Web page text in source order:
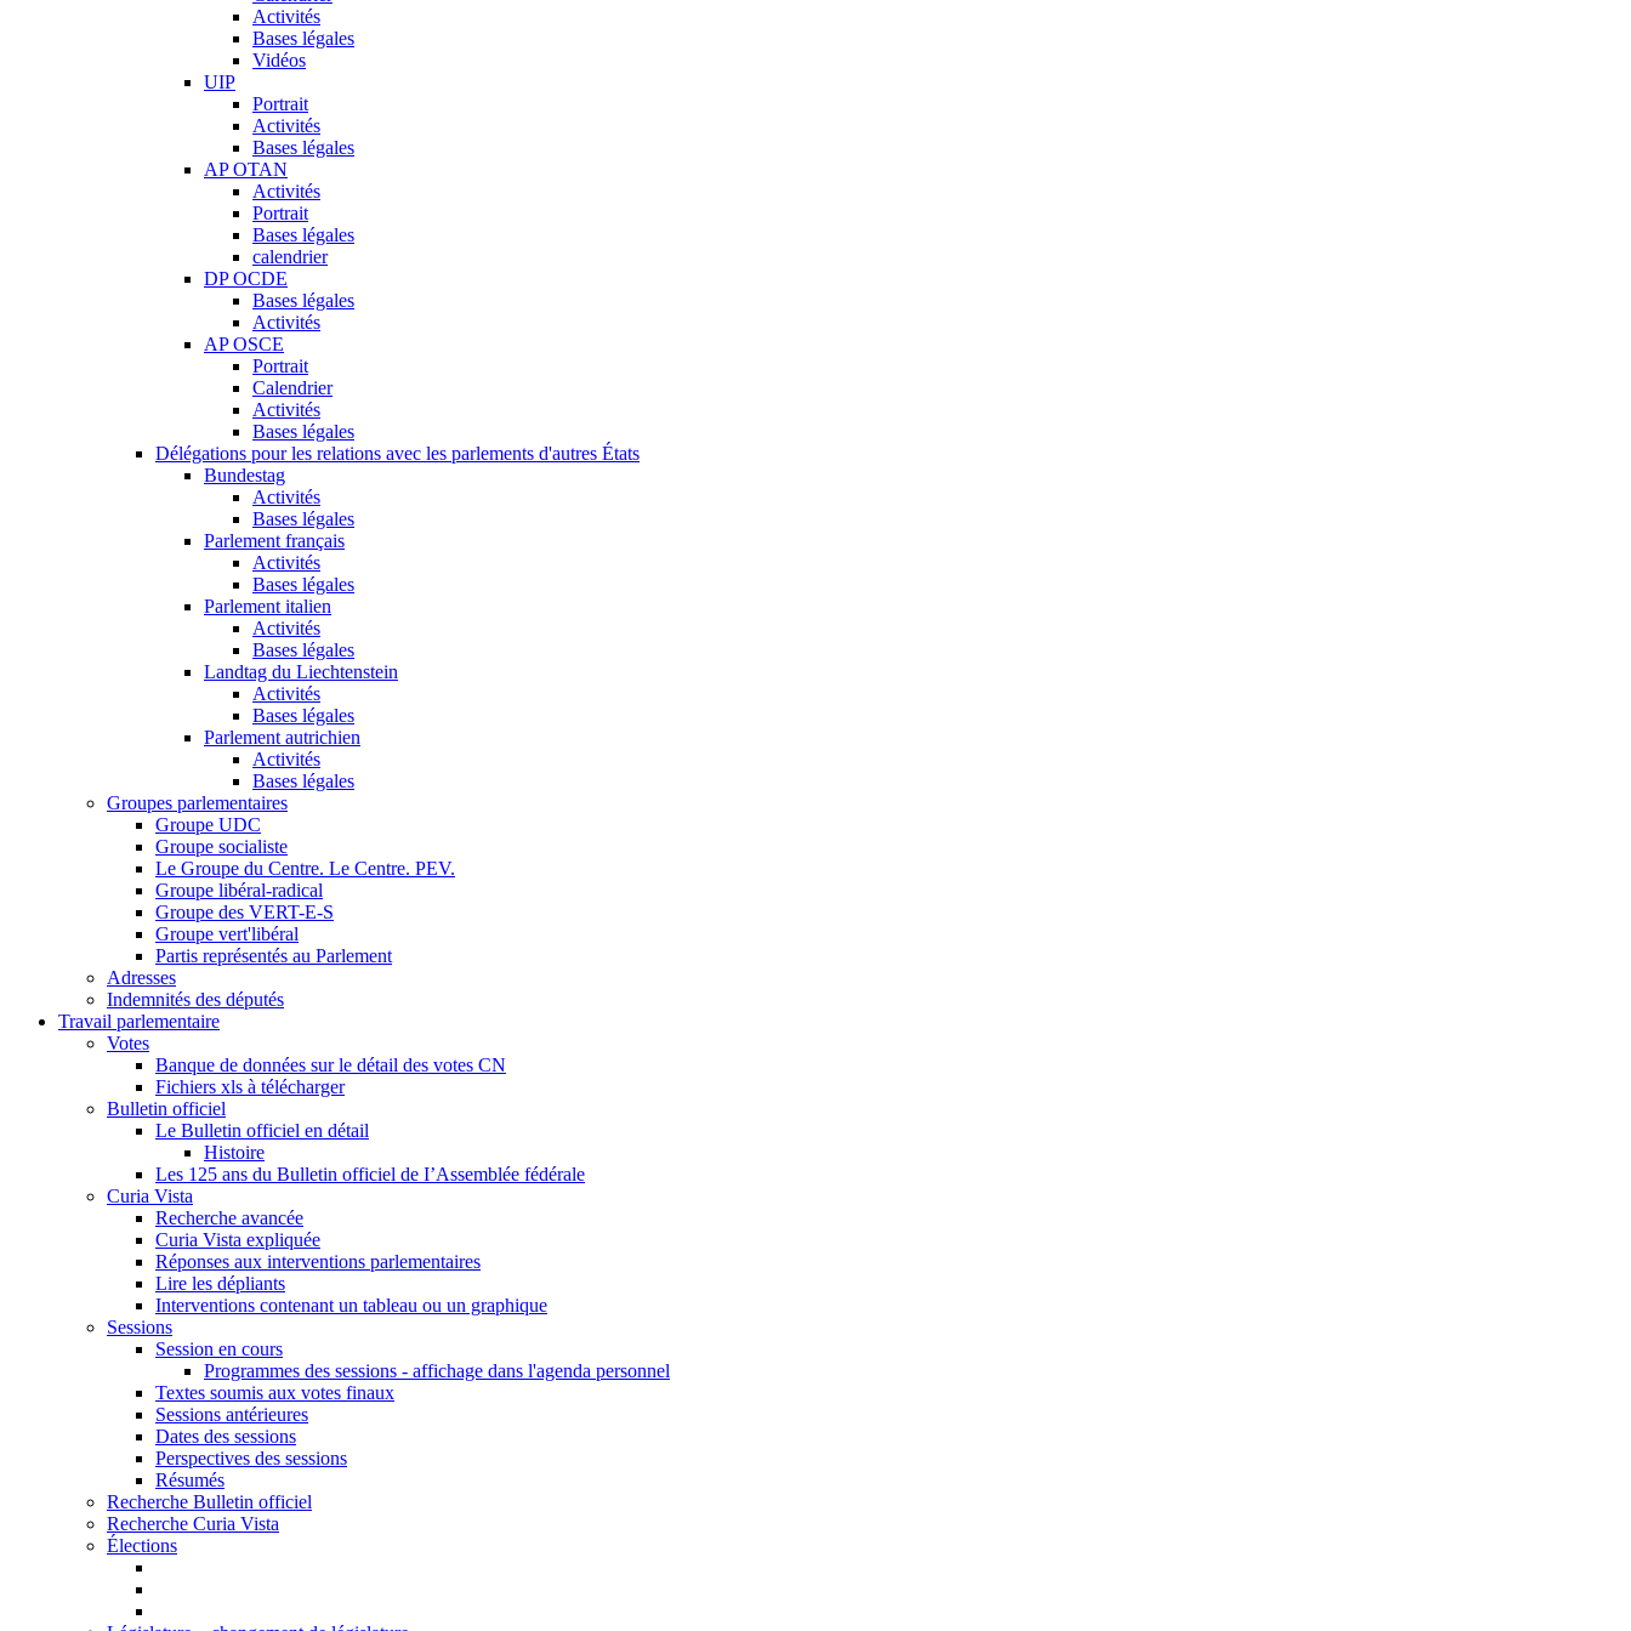
Activités
Bases légales
Vidéos
UIP
Portrait
Activités
Bases légales
AP OTAN
Activités
Portrait
Bases légales
calendrier
DP OCDE
Bases légales
Activités
AP OSCE
Portrait
Calendrier
Activités
Bases légales
Délégations pour les relations avec les parlements d'autres États
Bundestag
Activités
Bases légales
Parlement français
Activités
Bases légales
Parlement italien
Activités
Bases légales
Landtag du Liechtenstein
Activités
Bases légales
Parlement autrichien
Activités
Bases légales
Groupes parlementaires
Groupe UDC
Groupe socialiste
Le Groupe du Centre. Le Centre. PEV.
Groupe libéral-radical
Groupe des VERT-E-S
Groupe vert'libéral
Partis représentés au Parlement
Adresses
Indemnités des députés
Travail parlementaire
Votes
Banque de données sur le détail des votes CN
Fichiers xls à télécharger
Bulletin officiel
Le Bulletin officiel en détail
Histoire
Les 125 ans du Bulletin officiel de I’Assemblée fédérale
Curia Vista
Recherche avancée
Curia Vista expliquée
Réponses aux interventions parlementaires
Lire les dépliants
Interventions contenant un tableau ou un graphique
Sessions
Session en cours
Programmes des sessions - affichage dans l'agenda personnel
Textes soumis aux votes finaux
Sessions antérieures
Dates des sessions
Perspectives des sessions
Résumés
Recherche Bulletin officiel
Recherche Curia Vista
Élections